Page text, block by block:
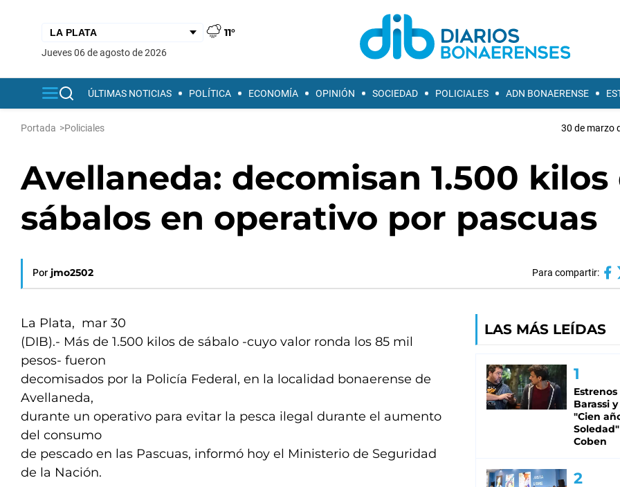
11°
jueves 06 de agosto de 2026
ÚLTIMAS NOTICIAS POLÍTICA ECONOMÍA OPINIÓN SOCIEDAD POLICIALES ADN BONAERENSE
Portada >Policiales 30 de marzo
Avellaneda: decomisan 1.500 kilos
sábalos en operativo por pascuas
Por jmo2502 Para compartir:
La Plata, mar 30
(DIB).- Más de 1.500 kilos de sábalo -cuyo valor ronda los 85 mil
pesos- fueron
decomisados por la Policía Federal, en la localidad bonaerense de
Avellaneda,
durante un operativo para evitar la pesca ilegal durante el aumento
del consumo
de pescado en las Pascuas, informó hoy el Ministerio de Seguridad
de la Nación.
LAS MÁS LEÍDAS
Estrenos
Barassi
"Cien
Coben